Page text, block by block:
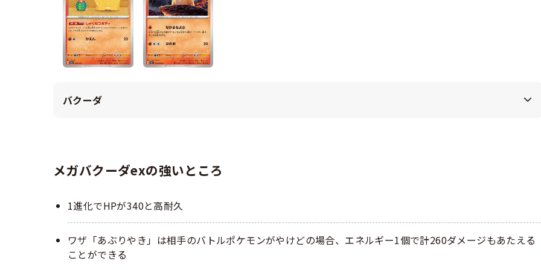
バクーダ
メガバクーダexの強いところ
1進化でHPが340と高耐久
ワザ「あぶりやき」は相手のバトルポケモンがやけどの場合、エネルギー1個で計260ダメージもあたえる
ことができる